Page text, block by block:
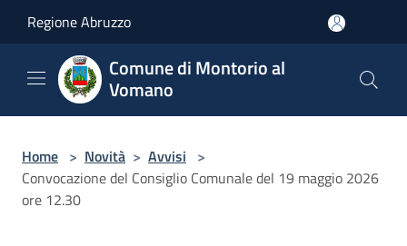
Regione Abruzzo
Comune di Montorio al
Vomano
Home > Novità > Avvisi >
Convocazione del Consiglio Comunale del 19 maggio 2026
ore 12.30